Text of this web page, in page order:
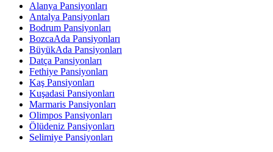
Alanya Pansiyonları
Antalya Pansiyonları
Bodrum Pansiyonları
BozcaAda Pansiyonları
BüyükAda Pansiyonları
Datça Pansiyonları
Fethiye Pansiyonları
Kaş Pansiyonları
Kuşadasi Pansiyonları
Marmaris Pansiyonları
Olimpos Pansiyonları
Ölüdeniz Pansiyonları
Selimiye Pansiyonları